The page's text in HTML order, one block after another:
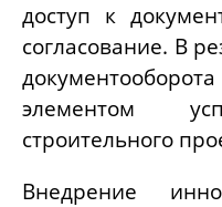
доступ к
согласование. В
элементом
строительного
Внедрение